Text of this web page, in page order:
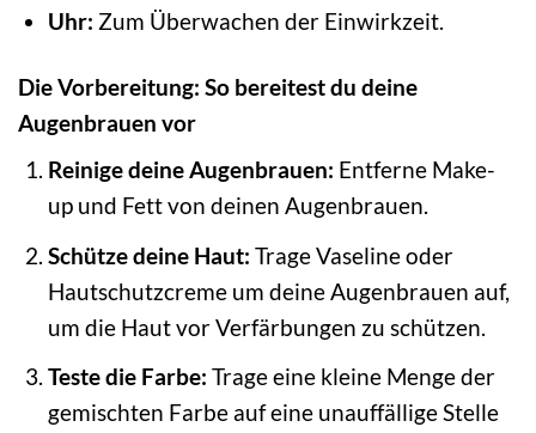
Uhr: Zum Überwachen der Einwirkzeit.
Die Vorbereitung: So bereitest du deine
Augenbrauen vor
Reinige deine Augenbrauen: Entferne Make-
up und Fett von deinen Augenbrauen.
Schütze deine Haut: Trage Vaseline oder
Hautschutzcreme um deine Augenbrauen auf,
um die Haut vor Verfärbungen zu schützen.
Teste die Farbe: Trage eine kleine Menge der
gemischten Farbe auf eine unauffällige Stelle